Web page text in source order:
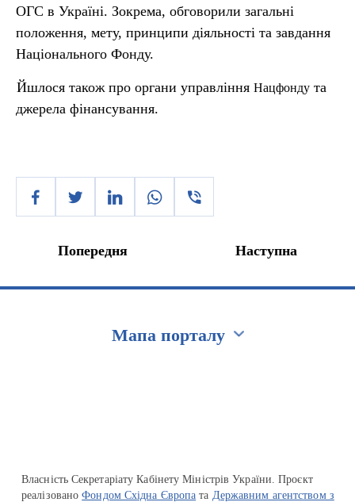
ОГС в Україні. Зокрема, обговорили загальні
положення, мету, принципи діяльності та завдання
Національного Фонду.
Йшлося також про органи управління Нацфонду та
джерела фінансування.
Попередня Наступна
Мапа порталу
Власність Секретаріату Кабінету Міністрів України. Проєкт
реалізованоФондом Східна Європа та Державним агентством з